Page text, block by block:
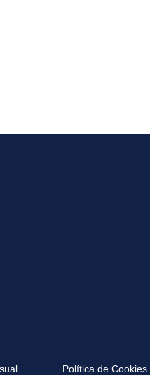
Política de Cookies